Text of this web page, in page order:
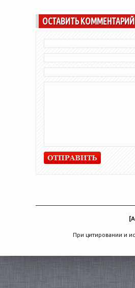
ОСТАВИТЬ КОММЕНТАРИЙ
[
При цитировании и